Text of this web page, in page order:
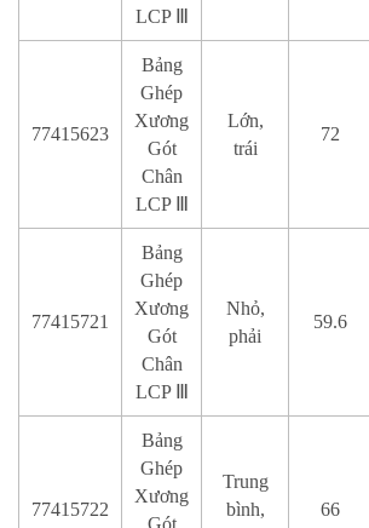
LCP Ⅲ
77415623
Bảng
Ghép
Xương
Gót
Chân
LCP Ⅲ
Lớn,
trái
72
77415721
Bảng
Ghép
Xương
Gót
Chân
LCP Ⅲ
Nhỏ,
phải
59.6
77415722
Bảng
Ghép
Xương
Gót
Trung
bình,
66